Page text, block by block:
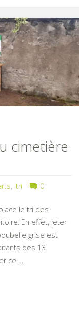
cimetière
, tri 0
le tri des
En effet, jeter
grise est
des 13
ce …